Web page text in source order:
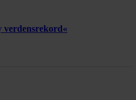
verdensrekord«